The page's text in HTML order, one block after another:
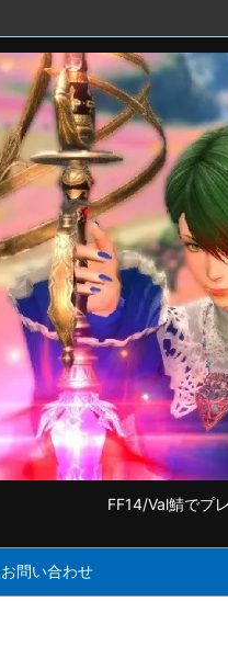
FF14/Val鯖でプ
お問い合わせ